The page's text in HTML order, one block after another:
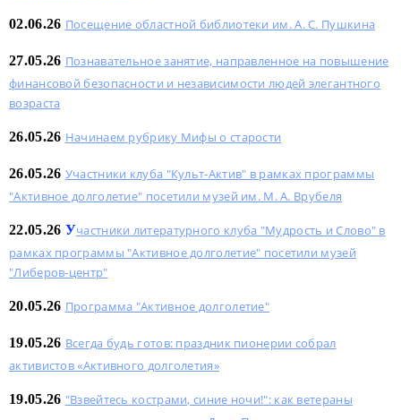
02.06.26 Посещение областной библиотеки им. А. С. Пушкина
27.05.26 Познавательное занятие, направленное на повышение
финансовой безопасности и независимости людей элегантного
возраста
26.05.26 Начинаем рубрику Мифы о старости
26.05.26 Участники клуба "Культ-Актив" в рамках программы
"Активное долголетие" посетили музей им. М. А. Врубеля
22.05.26 Участники литературного клуба "Мудрость и Слово" в
рамках программы "Активное долголетие" посетили музей
"Либеров-центр"
20.05.26 Программа "Активное долголетие"
19.05.26 Всегда будь готов: праздник пионерии собрал
активистов «Активного долголетия»
19.05.26 "Взвейтесь кострами, синие ночи!": как ветераны